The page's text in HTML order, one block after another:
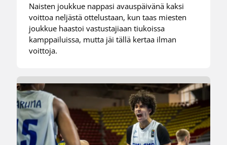
Naisten joukkue nappasi avauspäivänä kaksi
voittoa neljästä ottelustaan, kun taas miesten
joukkue haastoi vastustajiaan tiukoissa
kamppailuissa, mutta jäi tällä kertaa ilman
voittoja.